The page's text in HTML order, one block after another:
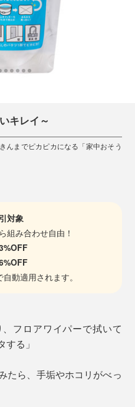
キレイ～
んまでピカピカになる「家中おそう
対象
組み合わせ自由！
動適用されます。
フロアワイパーで拭いて
る」
たら、手垢やホコリがべっ